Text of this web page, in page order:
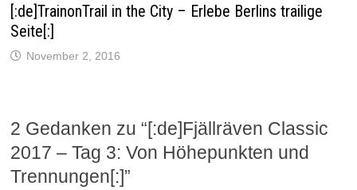
[:de]TrainonTrail in the City – Erlebe Berlins trailige
Seite[:]
November 2, 2016
2 Gedanken zu “[:de]Fjällräven Classic
2017 – Tag 3: Von Höhepunkten und
Trennungen[:]”